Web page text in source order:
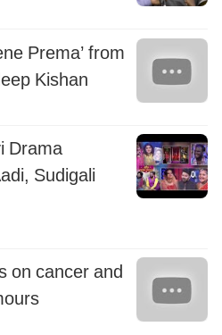
Prema’ from
Kishan
Drama
Sudigali
on cancer and